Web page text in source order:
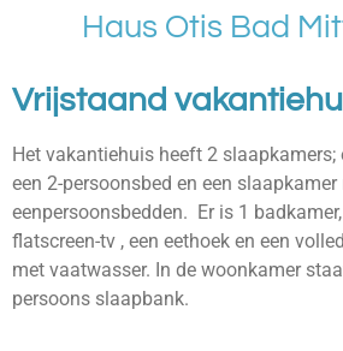
naar
de
Haus Otis Bad
Vrijstaand
Het vakantiehuis heeft 2
een 2-persoonsbed en een slaapkamer
eenpersoonsbedden. Er is 1
flatscreen-tv , een eethoek en een
met vaatwasser. In de woonkamer
persoons slaapbank.